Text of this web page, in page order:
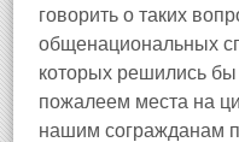
говорить о таких
общенациональных
которых решились
пожалеем места на
нашим согражданам